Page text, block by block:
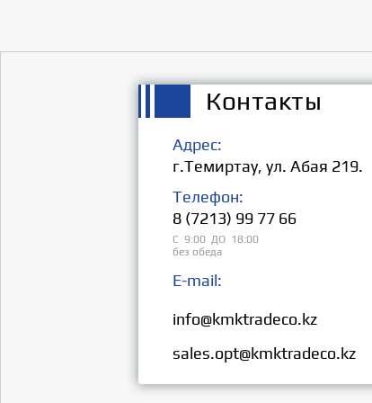
Контакты
Адрес:
г.Темиртау, ул. Абая 219.
Телефон:
8 (7213) 99 77 66
С 9:00 ДО 18:00
без обеда
E-mail:
info@kmktradeco.kz
sales.opt@kmktradeco.kz